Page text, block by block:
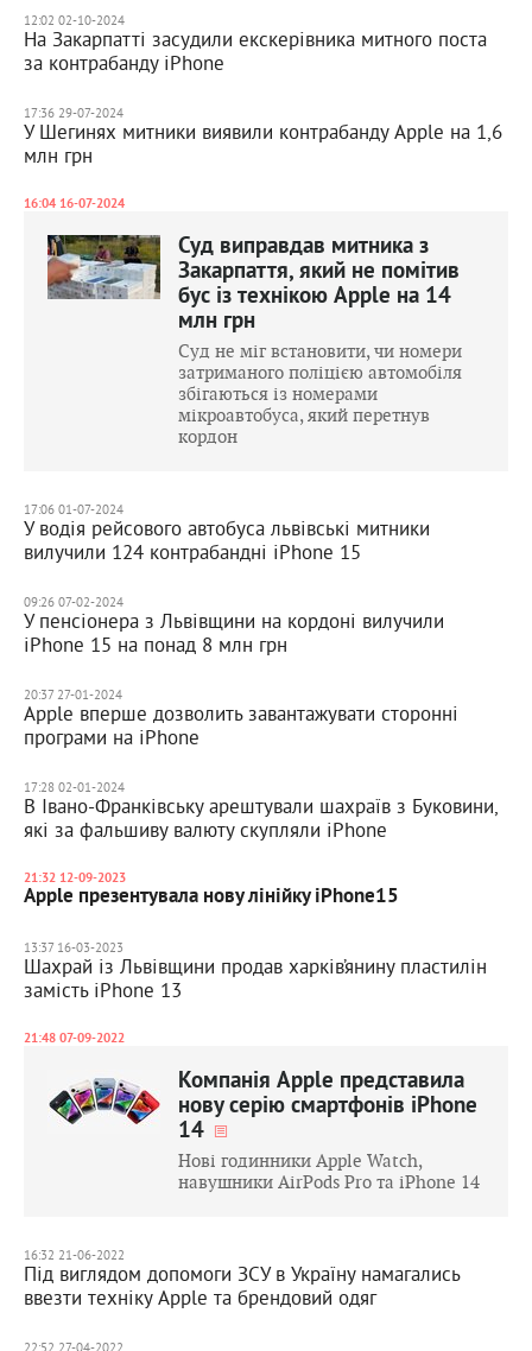
12:02 02-10-2024
На Закарпатті засудили екскерівника митного поста
за контрабанду iPhone
17:36 29-07-2024
У Шегинях митники виявили контрабанду Apple на 1,6
млн грн
16:04 16-07-2024
Суд виправдав митника з
Закарпаття, який не помітив
бус із технікою Apple на 14
млн грн
Суд не міг встановити, чи номери
затриманого поліцією автомобіля
збігаються із номерами
мікроавтобуса, який перетнув
кордон
17:06 01-07-2024
У водія рейсового автобуса львівські митники
вилучили 124 контрабандні iPhone 15
09:26 07-02-2024
У пенсіонера з Львівщини на кордоні вилучили
iPhone 15 на понад 8 млн грн
20:37 27-01-2024
Apple вперше дозволить завантажувати сторонні
програми на iPhone
17:28 02-01-2024
В Івано-Франківську арештували шахраїв з Буковини,
які за фальшиву валюту скупляли iPhone
21:32 12-09-2023
Apple презентувала нову лінійку іPhone15
13:37 16-03-2023
Шахрай із Львівщини продав харків’янину пластилін
замість iPhone 13
21:48 07-09-2022
Компанія Apple представила
нову серію смартфонів iPhone
14
Нові годинники Apple Watch,
навушники AirPods Pro та iPhone 14
16:32 21-06-2022
Під виглядом допомоги ЗСУ в Україну намагались
ввезти техніку Apple та брендовий одяг
22:52 27-04-2022